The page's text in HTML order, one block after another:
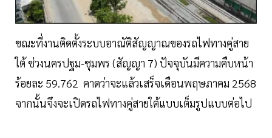
ขณะที่งานติดตั้งระบบอาณัติสัญญาณของรถไฟทางคู่สาย
ใต้ ช่วงนครปฐม-ชุมพร (สัญญา 7) ปัจจุบันมีความคืบหน้า
ร้อยละ 59.762 คาดว่าจะแล้วเสร็จเดือนพฤษภาคม 2568
จากนั้นจึงจะเปิดรถไฟทางคู่สายใต้แบบเต็มรูปแบบต่อไป